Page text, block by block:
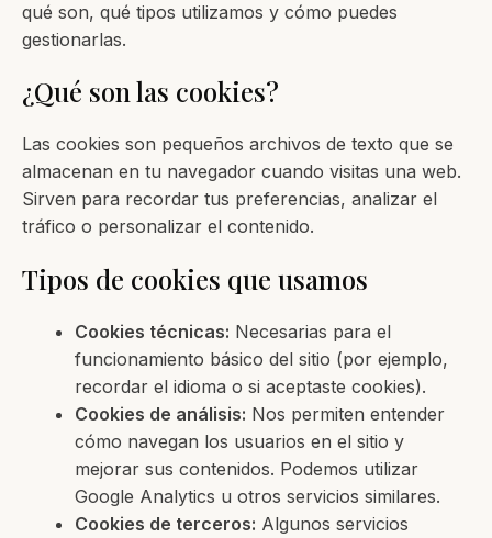
qué son, qué tipos utilizamos y cómo puedes
gestionarlas.
¿Qué son las cookies?
Las cookies son pequeños archivos de texto que se
almacenan en tu navegador cuando visitas una web.
Sirven para recordar tus preferencias, analizar el
tráfico o personalizar el contenido.
Tipos de cookies que usamos
Cookies técnicas: Necesarias para el
funcionamiento básico del sitio (por ejemplo,
recordar el idioma o si aceptaste cookies).
Cookies de análisis: Nos permiten entender
cómo navegan los usuarios en el sitio y
mejorar sus contenidos. Podemos utilizar
Google Analytics u otros servicios similares.
Cookies de terceros: Algunos servicios